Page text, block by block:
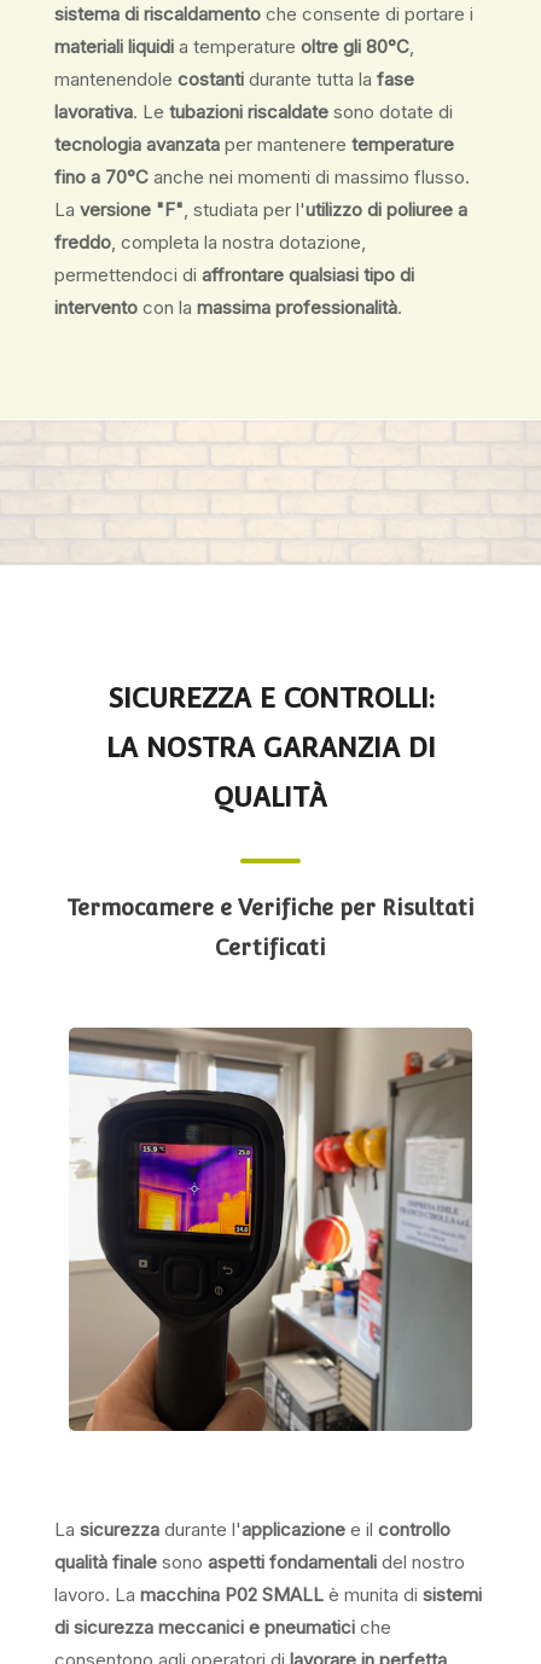
sistema di riscaldamento che consente di portare i
materiali liquidi a temperature oltre gli 80°C
mantenendole costanti durante tutta la fase
lavorativa. Le tubazioni riscaldate sono dotate di
tecnologia avanzata per mantenere temperature
fino a 70°C anche nei momenti di massimo flusso.
La versione "F" , studiata per l'utilizzo di poliuree a
freddo , completa la nostra dotazione,
permettendoci di affrontare qualsiasi tipo di
intervento con la massima professionalità.
SICUREZZA E CONTROLLI:
LA NOSTRA GARANZIA DI
QUALITÀ
Termocamere e Verifiche per Risultati
Certificati
La sicurezza durante l'applicazione e il controllo
qualità finale sono aspetti fondamentali del nostro
lavoro. La macchina P02 SMALL è munita di sistemi
di sicurezza meccanici e pneumatici che